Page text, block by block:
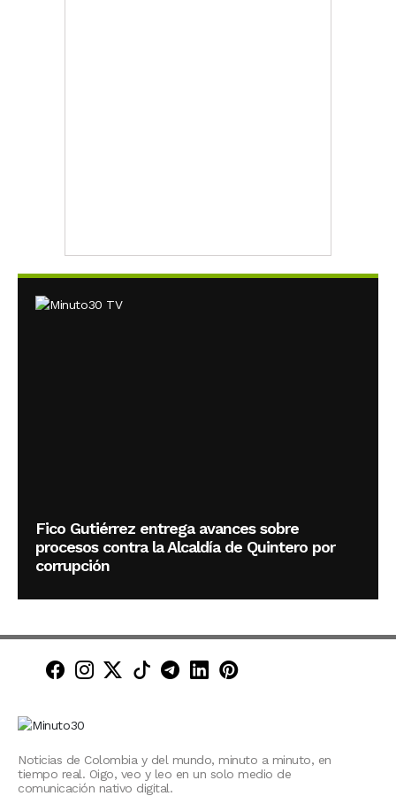
Fico Gutiérrez entrega avances sobre
procesos contra la Alcaldía de Quintero por
corrupción
Minuto30 en Facebook
Minuto30 en Instagram
Minuto30 en X (Twitter)
Minuto30 en TikTok
Canal de Minuto30 en
Minuto30 en LinkedIn
Minuto30 en
Noticias de Colombia y del mundo, minuto a minuto, en
tiempo real. Oigo, veo y leo en un solo medio de
comunicación nativo digital.